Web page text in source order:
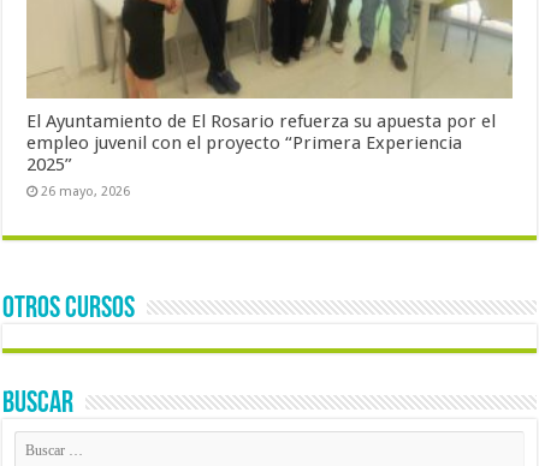
El Ayuntamiento de El Rosario refuerza su apuesta por el
empleo juvenil con el proyecto “Primera Experiencia
2025”
26 mayo, 2026
OTROS CURSOS
BUSCAR